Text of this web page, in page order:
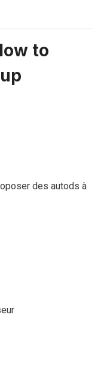
to
des autods à